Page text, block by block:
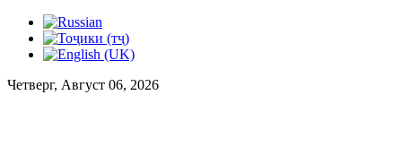
Четверг, Август 06, 2026